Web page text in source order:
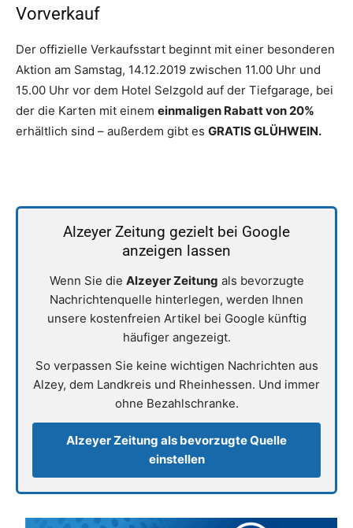
Vorverkauf
Der offizielle Verkaufsstart beginnt mit einer besonderen
Aktion am Samstag, 14.12.2019 zwischen 11.00 Uhr und
15.00 Uhr vor dem Hotel Selzgold auf der Tiefgarage, bei
der die Karten mit einem einmaligen Rabatt von 20%
erhältlich sind – außerdem gibt es GRATIS GLÜHWEIN.
Alzeyer Zeitung gezielt bei Google
anzeigen lassen
Wenn Sie die Alzeyer Zeitung als bevorzugte
Nachrichtenquelle hinterlegen, werden Ihnen
unsere kostenfreien Artikel bei Google künftig
häufiger angezeigt.
So verpassen Sie keine wichtigen Nachrichten aus
Alzey, dem Landkreis und Rheinhessen. Und immer
ohne Bezahlschranke.
Alzeyer Zeitung als bevorzugte Quelle
einstellen